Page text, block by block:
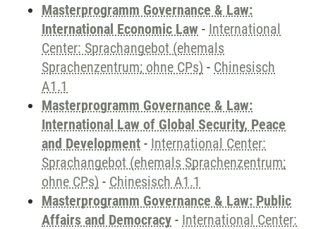
Masterprogramm Governance & Law:
International Economic Law - International
Center: Sprachangebot (ehemals
Sprachenzentrum; ohne CPs) - Chinesisch
A1.1
Masterprogramm Governance & Law:
International Law of Global Security, Peace
and Development - International Center:
Sprachangebot (ehemals Sprachenzentrum;
ohne CPs) - Chinesisch A1.1
Masterprogramm Governance & Law: Public
Affairs and Democracy - International Center: